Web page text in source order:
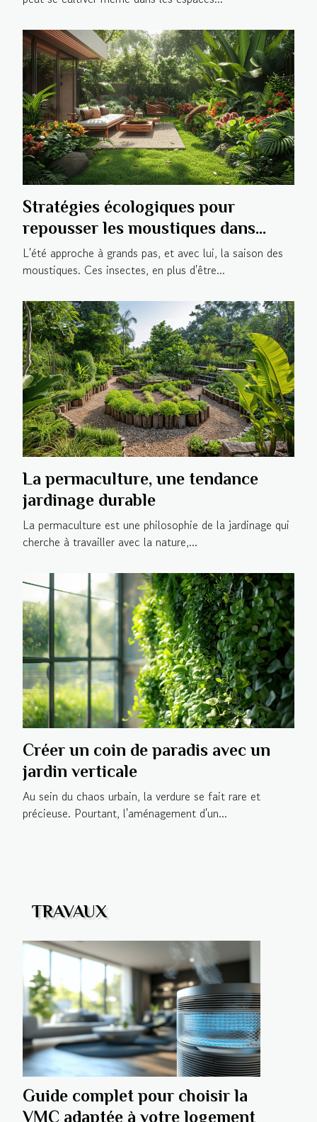
Stratégies écologiques pour
repousser les moustiques dans
votre jardin
L'été approche à grands pas, et avec lui, la saison des
moustiques. Ces insectes, en plus d'être...
La permaculture, une tendance
jardinage durable
La permaculture est une philosophie de la jardinage qui
cherche à travailler avec la nature,...
Créer un coin de paradis avec un
jardin verticale
Au sein du chaos urbain, la verdure se fait rare et
précieuse. Pourtant, l'aménagement d'un...
TRAVAUX
Guide complet pour choisir la
VMC adaptée à votre logement